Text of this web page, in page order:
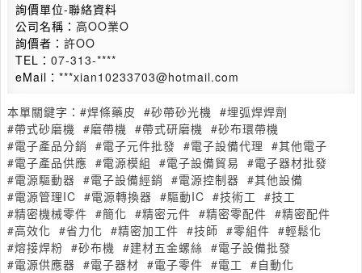
詢價單位-聯絡資料
公司名稱： 高OO業O
詢價者： 許OO
TEL： 07-313-****
eMail： ***xian10233703@hotmail.com
本單關鍵字： #焊條藥皮 #砂帶砂光機 #埋弧焊焊劑
#帶式砂磨機 #磨帶機 #帶式研磨機 #砂布環帶機
#電子產品分銷 #電子元件批發 #電子設備代理 #其他電子
#電子產品供應 #電源模組 #電子設備貿易 #電子器材批發
#電源驅動器 #電子設備經銷 #電源控制器 #其他設備
#電源管理IC #電源轉換器 #驅動IC #技術工 #技工
#精密機械零件 #簡化 #精密元件 #精密零配件 #精密配件
#高效化 #省力化 #精密加工件 #技師 #零組件 #輕鬆化
#熔接焊粉 #砂布機 #建材五金螺絲 #電子設備批發
#電源供應器 #電子器材 #電子零件 #電工 #自動化